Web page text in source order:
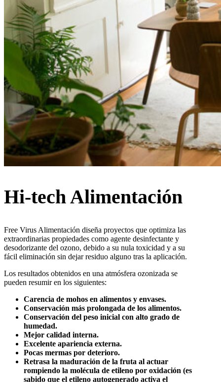
Hi-tech Alimentación
Free Virus Alimentación diseña proyectos que optimiza las
extraordinarias propiedades como agente desinfectante y
desodorizante del ozono, debido a su nula toxicidad y a su
fácil eliminación sin dejar residuo alguno tras la aplicación.
Los resultados obtenidos en una atmósfera ozonizada se
pueden resumir en los siguientes:
Carencia de mohos en alimentos y envases.
Conservación más prolongada de los alimentos.
Conservación del peso inicial con alto grado de
humedad.
Mejor calidad interna.
Excelente apariencia externa.
Pocas mermas por deterioro.
Retrasa la maduración de la fruta al actuar
rompiendo la molécula de etileno por oxidación (es
sabido que el etileno autogenerado activa el